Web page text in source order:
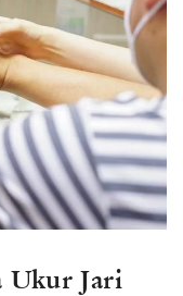
Ukur Jari